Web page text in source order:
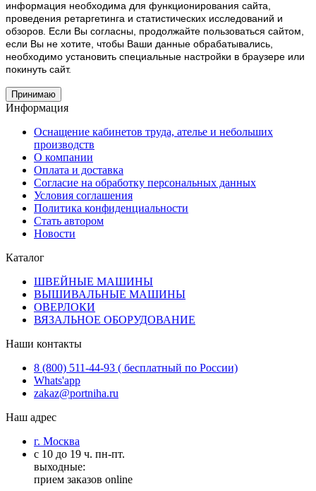
информация необходима для функционирования сайта,
проведения ретаргетинга и статистических исследований и
обзоров. Если Вы согласны, продолжайте пользоваться сайтом,
если Вы не хотите, чтобы Ваши данные обрабатывались,
необходимо установить специальные настройки в браузере или
покинуть сайт.
Принимаю
Информация
Оснащение кабинетов труда, ателье и небольших
производств
О компании
Оплата и доставка
Согласие на обработку персональных данных
Условия соглашения
Политика конфиденциальности
Стать автором
Новости
Каталог
ШВЕЙНЫЕ МАШИНЫ
ВЫШИВАЛЬНЫЕ МАШИНЫ
ОВЕРЛОКИ
ВЯЗАЛЬНОЕ ОБОРУДОВАНИЕ
Наши контакты
8 (800) 511-44-93 ( бесплатный по России)
Whats'app
zakaz@portniha.ru
Наш адрес
г. Москва
с 10 до 19 ч. пн-пт.
выходные:
прием заказов online